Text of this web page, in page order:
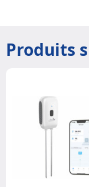
Produits